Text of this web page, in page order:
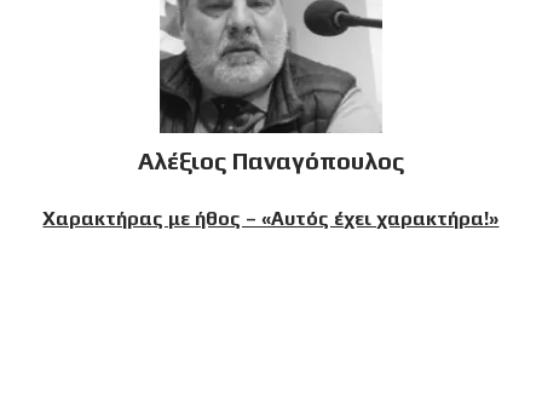
Αλέξιος Παναγόπουλος
Χαρακτήρας με ήθος – «Αυτός έχει χαρακτήρα!»